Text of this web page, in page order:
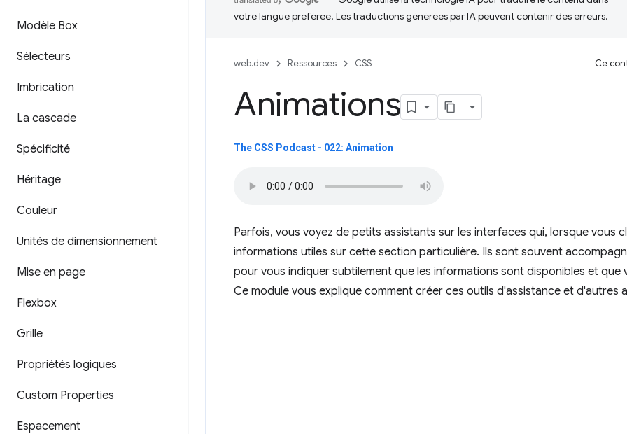
Modèle Box
Sélecteurs
Imbrication
La cascade
Spécificité
Héritage
Couleur
Unités de dimensionnement
Mise en page
Flexbox
Grille
Propriétés logiques
Custom Properties
Espacement
votre langue préférée. Les traductions générées par IA peuvent contenir des erreurs.
web.dev Ressources CSS Ce
Animations
The CSS Podcast - 022: Animation
Parfois, vous voyez de petits assistants sur les interfaces qui, lorsque vous
informations utiles sur cette section particulière. Ils sont souvent
pour vous indiquer subtilement que les informations sont disponibles et que
Ce module vous explique comment créer ces outils d'assistance et d'autres